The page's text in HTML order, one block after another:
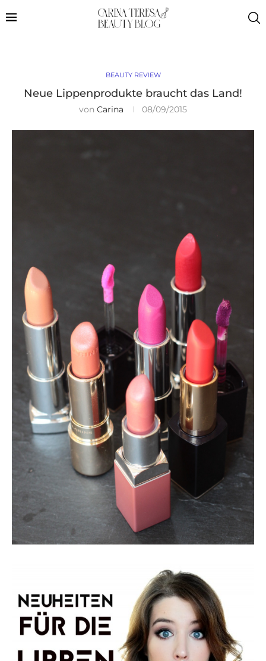
BEAUTY REVIEW
Neue Lippenprodukte braucht das Land!
von Carina 08/09/2015